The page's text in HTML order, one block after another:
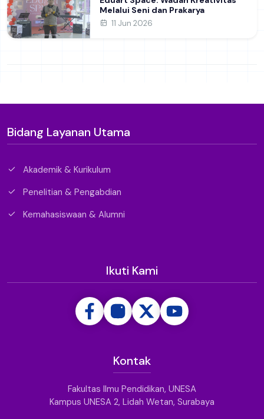
Eduart Space: Wadah Kreativitas
Melalui Seni dan Prakarya
11 Jun 2026
Bidang Layanan Utama
Akademik & Kurikulum
Penelitian & Pengabdian
Kemahasiswaan & Alumni
Ikuti Kami
Kontak
Fakultas Ilmu Pendidikan, UNESA
Kampus UNESA 2, Lidah Wetan, Surabaya